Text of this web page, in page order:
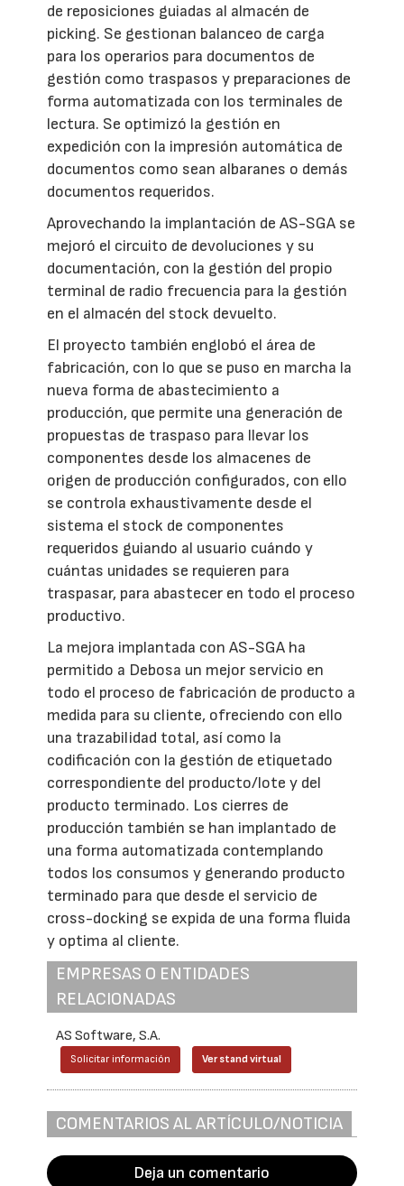
de reposiciones guiadas al almacén de
picking. Se gestionan balanceo de carga
para los operarios para documentos de
gestión como traspasos y preparaciones de
forma automatizada con los terminales de
lectura. Se optimizó la gestión en
expedición con la impresión automática de
documentos como sean albaranes o demás
documentos requeridos.
Aprovechando la implantación de AS-SGA se
mejoró el circuito de devoluciones y su
documentación, con la gestión del propio
terminal de radio frecuencia para la gestión
en el almacén del stock devuelto.
El proyecto también englobó el área de
fabricación, con lo que se puso en marcha la
nueva forma de abastecimiento a
producción, que permite una generación de
propuestas de traspaso para llevar los
componentes desde los almacenes de
origen de producción configurados, con ello
se controla exhaustivamente desde el
sistema el stock de componentes
requeridos guiando al usuario cuándo y
cuántas unidades se requieren para
traspasar, para abastecer en todo el proceso
productivo.
La mejora implantada con AS-SGA ha
permitido a Debosa un mejor servicio en
todo el proceso de fabricación de producto a
medida para su cliente, ofreciendo con ello
una trazabilidad total, así como la
codificación con la gestión de etiquetado
correspondiente del producto/lote y del
producto terminado. Los cierres de
producción también se han implantado de
una forma automatizada contemplando
todos los consumos y generando producto
terminado para que desde el servicio de
cross-docking se expida de una forma fluida
y optima al cliente.
EMPRESAS O ENTIDADES
RELACIONADAS
AS Software, S.A.
Solicitar información Ver stand virtual
COMENTARIOS AL ARTÍCULO/NOTICIA
Deja un comentario